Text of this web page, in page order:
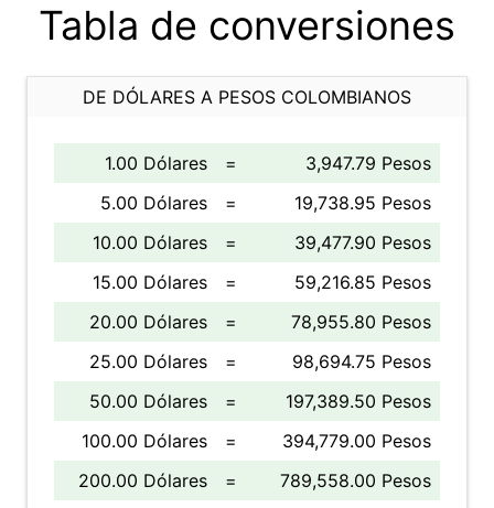
Tabla de conversiones
DE DÓLARES A PESOS COLOMBIANOS
1.00 Dólares =
3,947.79 Pesos
5.00 Dólares
=
19,738.95 Pesos
10.00 Dólares
=
39,477.90 Pesos
15.00 Dólares
=
59,216.85 Pesos
20.00 Dólares
=
78,955.80 Pesos
25.00 Dólares
=
98,694.75 Pesos
50.00 Dólares
=
197,389.50 Pesos
100.00 Dólares
=
394,779.00 Pesos
200.00 Dólares
=
789,558.00 Pesos